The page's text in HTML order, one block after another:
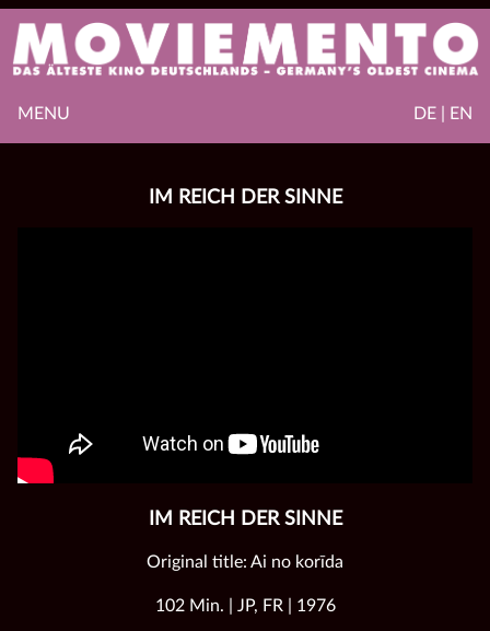
DE | EN
MENU
IM REICH DER SINNE
IM REICH DER SINNE
Original title: Ai no korīda
102 Min. | JP, FR | 1976